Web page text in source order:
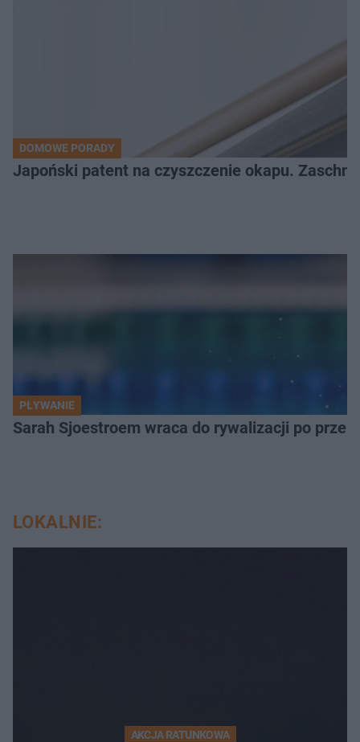
DOMOWE PORADY
Japoński patent na czyszczenie okapu.
PŁYWANIE
Sarah Sjoestroem wraca do rywalizacji po
LOKALNIE:
AKCJA RATUNKOWA